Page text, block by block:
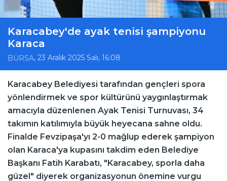
Karacabey'de ayak tenisi şampiyonu
Karaca
BURSA, 23 Aralık 2025 Salı, 16:08
Karacabey Belediyesi tarafından gençleri spora
yönlendirmek ve spor kültürünü yaygınlaştırmak
amacıyla düzenlenen Ayak Tenisi Turnuvası, 34
takımın katılımıyla büyük heyecana sahne oldu.
Finalde Fevzipaşa'yı 2-0 mağlup ederek şampiyon
olan Karaca'ya kupasını takdim eden Belediye
Başkanı Fatih Karabatı, "Karacabey, sporla daha
güzel" diyerek organizasyonun önemine vurgu